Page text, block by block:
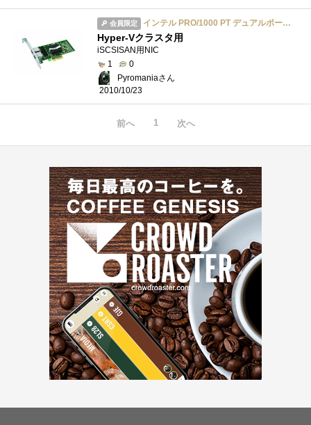
会員限定 インテル PRO/1000 PT デュアルポート サーバ・アダプタ EXPI9402PT
Hyper-Vクラスタ用
iSCSISAN用NIC
1
0
Pyromaniaさん
2010/10/23
前へ 1 次へ